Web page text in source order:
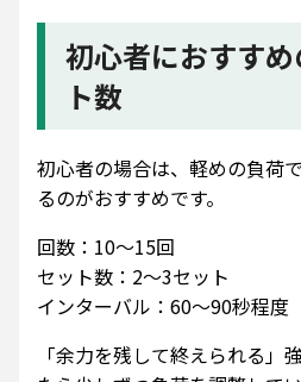
初心者におすす
ト数
初心者の場合は、軽めの負荷
るのがおすすめです。
回数：10〜15回
セット数：2〜3セット
インターバル：60〜90秒程度
「余力を残して終えられる」